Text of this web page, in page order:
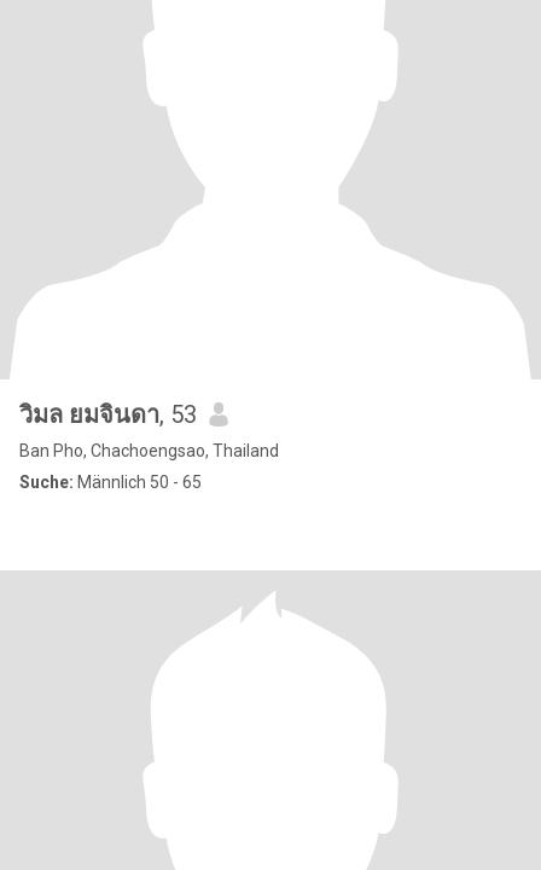
วิมล ยมจินดา, 53
Ban Pho, Chachoengsao, Thailand
Suche: Männlich 50 - 65